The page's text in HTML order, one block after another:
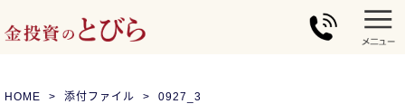
HOME 添付ファイル 0927_3